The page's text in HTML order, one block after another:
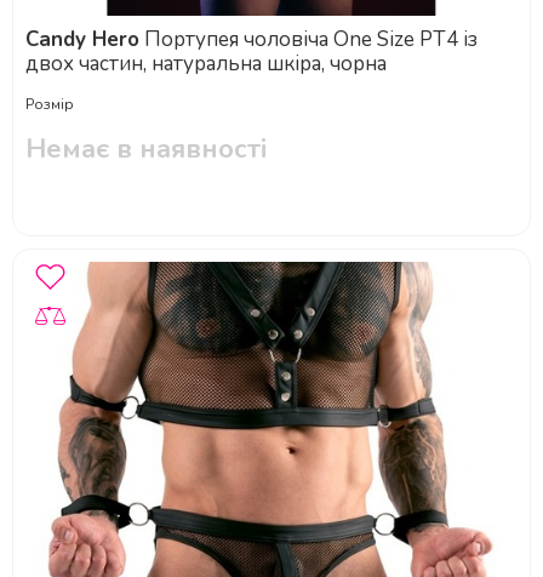
Candy Hero
двох частин, натуральна шкіра, чорна
Розмір
Немає в наявності